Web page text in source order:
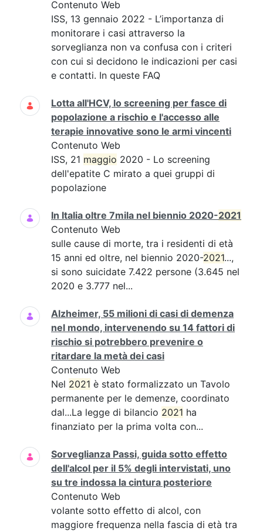
Contenuto Web
ISS, 13 gennaio 2022 - L’importanza di
monitorare i casi attraverso la
sorveglianza non va confusa con i criteri
con cui si decidono le indicazioni per casi
e contatti. In queste FAQ
Lotta all'HCV, lo screening per fasce di
popolazione a rischio e l'accesso alle
terapie innovative sono le armi vincenti
Contenuto Web
ISS, 21 maggio 2020 - Lo screening
dell'epatite C mirato a quei gruppi di
popolazione
In Italia oltre 7mila nel biennio 2020-2021
Contenuto Web
sulle cause di morte, tra i residenti di età
15 anni ed oltre, nel biennio 2020-2021...,
si sono suicidate 7.422 persone (3.645 nel
2020 e 3.777 nel...
Alzheimer, 55 milioni di casi di demenza
nel mondo, intervenendo su 14 fattori di
rischio si potrebbero prevenire o
ritardare la metà dei casi
Contenuto Web
Nel 2021 è stato formalizzato un Tavolo
permanente per le demenze, coordinato
dal...La legge di bilancio 2021 ha
finanziato per la prima volta con...
Sorveglianza Passi, guida sotto effetto
dell'alcol per il 5% degli intervistati, uno
su tre indossa la cintura posteriore
Contenuto Web
volante sotto effetto di alcol, con
maggiore frequenza nella fascia di età tra